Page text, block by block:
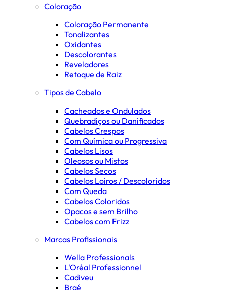
Coloração
Coloração Permanente
Tonalizantes
Oxidantes
Descolorantes
Reveladores
Retoque de Raiz
Tipos de Cabelo
Cacheados e Ondulados
Quebradiços ou Danificados
Cabelos Crespos
Com Química ou Progressiva
Cabelos Lisos
Oleosos ou Mistos
Cabelos Secos
Cabelos Loiros / Descoloridos
Com Queda
Cabelos Coloridos
Opacos e sem Brilho
Cabelos com Frizz
Marcas Profissionais
Wella Professionals
L'Oréal Professionnel
Cadiveu
Braé